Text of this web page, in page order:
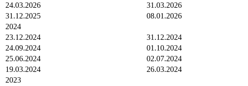
24.03.2026
31.03.2026
31.12.2025
08.01.2026
2024
23.12.2024
31.12.2024
24.09.2024
01.10.2024
25.06.2024
02.07.2024
19.03.2024
26.03.2024
2023